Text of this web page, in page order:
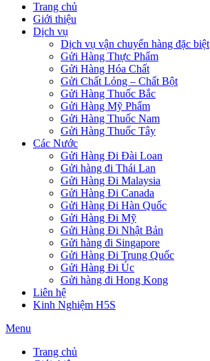
Trang chủ
Giới thiệu
Dịch vụ
Dịch vụ vận chuyển hàng đặc biệt
Gửi Hàng Thực Phẩm
Gửi Hàng Hóa Chất
Gửi Chất Lỏng – Chất Bột
Gửi Hàng Thuốc Bắc
Gửi Hàng Mỹ Phẩm
Gửi Hàng Thuốc Nam
Gửi Hàng Thuốc Tây
Các Nước
Gửi Hàng Đi Đài Loan
Gửi hàng đi Thái Lan
Gửi Hàng Đi Malaysia
Gửi Hàng Đi Canada
Gửi Hàng Đi Hàn Quốc
Gửi Hàng Đi Mỹ
Gửi Hàng Đi Nhật Bản
Gửi hàng đi Singapore
Gửi Hàng Đi Trung Quốc
Gửi Hàng Đi Úc
Gửi hàng đi Hong Kong
Liên hệ
Kinh Nghiệm H5S
Menu
Trang chủ